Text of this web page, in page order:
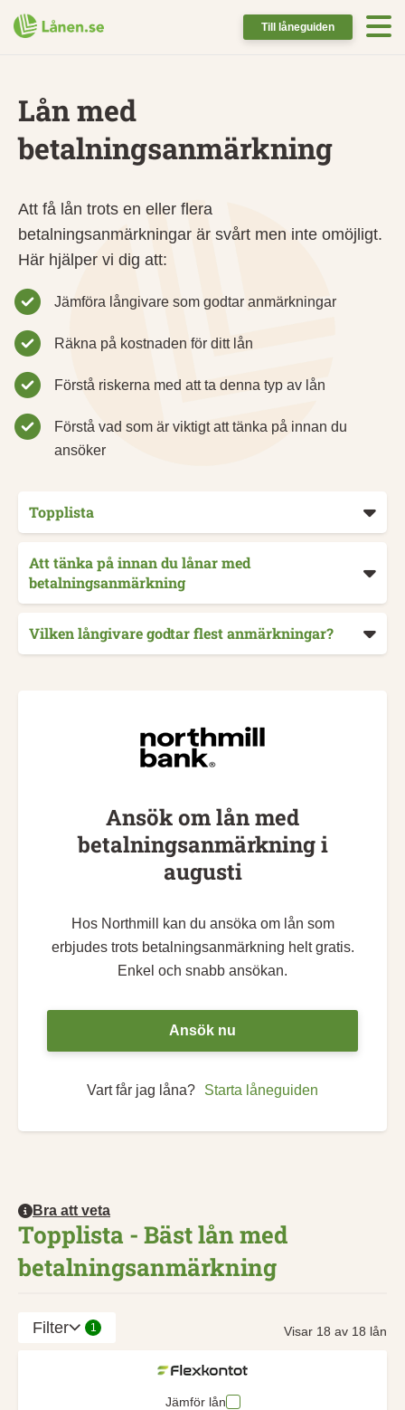
Till låneguiden
Lån med
betalningsanmärkning
Att få lån trots en eller flera
betalningsanmärkningar är svårt men inte omöjligt.
Här hjälper vi dig att:
Jämföra långivare som godtar anmärkningar
Räkna på kostnaden för ditt lån
Förstå riskerna med att ta denna typ av lån
Förstå vad som är viktigt att tänka på innan du
ansöker
Topplista
Att tänka på innan du lånar med
betalningsanmärkning
Vilken långivare godtar flest anmärkningar?
Ansök om lån med
betalningsanmärkning i
augusti
Hos Northmill kan du ansöka om lån som
erbjudes trots betalningsanmärkning helt gratis.
Enkel och snabb ansökan.
Ansök nu
Vart får jag låna? Starta låneguiden
Topplista - Bäst lån med
betalningsanmärkning
Bra att veta
Filter 1 Visar 18 av 18 lån
Jämför lån